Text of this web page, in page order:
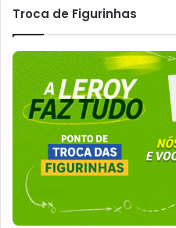
Troca de Figurinhas